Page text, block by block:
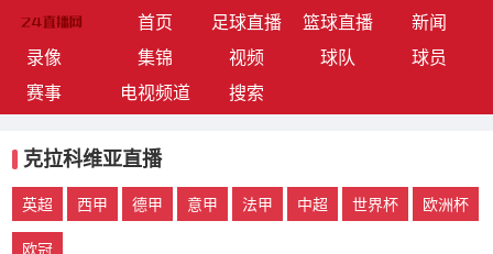
首页(current)足球直播 篮球直播
新闻
录像
集锦 视频 球队
球员
赛事
电视频道 搜索
克拉科维亚直播
英超 西甲 德甲 意甲 法甲 中超 世界杯 欧洲杯
欧冠